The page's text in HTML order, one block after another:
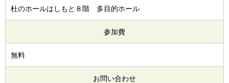
杜のホールはしもと８階 多目的ホール
参加費
無料
お問い合わせ